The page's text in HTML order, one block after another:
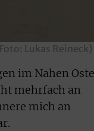
Lukas Reineck)
im Nahen
mehrfach an
mich an